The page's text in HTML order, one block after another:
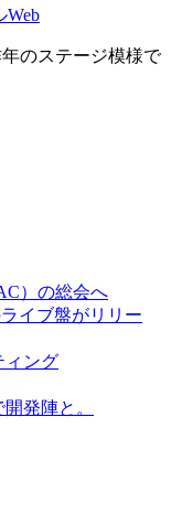
Web
のステージ模様で
）の総会へ
イブ盤がリリー
ィング
発陣と。